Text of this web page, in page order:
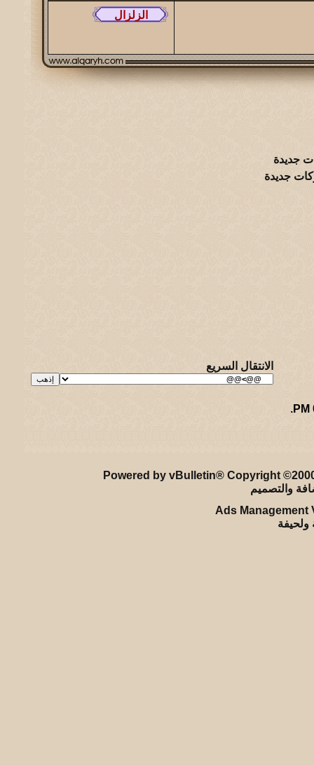
جديدة
جديدة
الانتقال السريع
.
Powered by vBulletin® Copyright
Ads Management
ولحيفة